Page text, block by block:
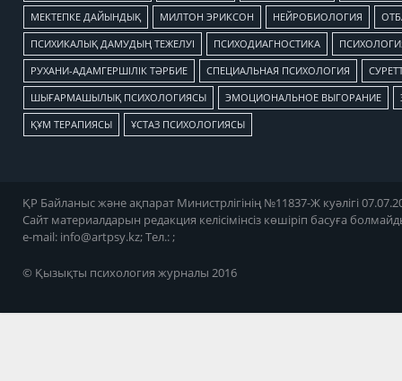
МЕКТЕПКЕ ДАЙЫНДЫҚ МИЛТОН ЭРИКСОН НЕЙРОБИОЛОГИЯ
ПСИХИКАЛЫҚ ДАМУДЫҢ ТЕЖЕЛУІ ПСИХОДИАГНОСТИКА
РУХАНИ-АДАМГЕРШІЛІК ТӘРБИЕ СПЕЦИАЛЬНАЯ ПСИХОЛОГИЯ
ШЫҒАРМАШЫЛЫҚ ПСИХОЛОГИЯСЫ ЭМОЦИОНАЛЬНОЕ ВЫГОРАНИЕ
ҚҰМ ТЕРАПИЯСЫ ҰСТАЗ ПСИХОЛОГИЯСЫ
ҚР Байланыс және ақпарат Министрлігінің №11837-Ж куәлігі
Сайт материалдарын редакция келісімінсіз көшіріп басуға
e-mail: info@artpsy.kz; Тел.: ;
© Қызықты психология журналы 2016